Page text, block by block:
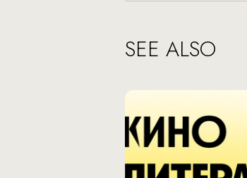
SEE ALSO